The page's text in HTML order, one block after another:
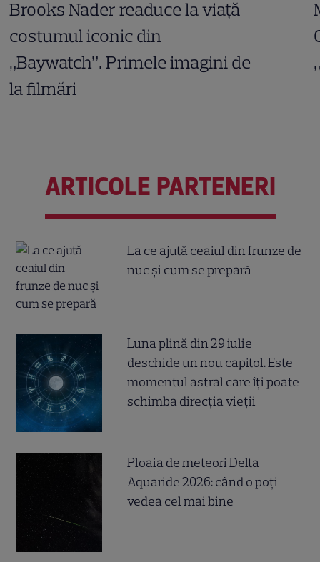
Brooks Nader readuce la viață
costumul iconic din
„Baywatch”. Primele imagini de
la filmări
ARTICOLE PARTENERI
La ce ajută ceaiul din frunze de
nuc și cum se prepară
Luna plină din 29 iulie
deschide un nou capitol. Este
momentul astral care îți poate
schimba direcția vieții
Ploaia de meteori Delta
Aquaride 2026: când o poți
vedea cel mai bine